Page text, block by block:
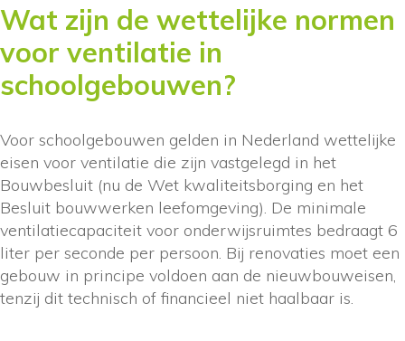
Wat zijn de wettelijke normen
voor ventilatie in
schoolgebouwen?
Voor schoolgebouwen gelden in Nederland wettelijke
eisen voor ventilatie die zijn vastgelegd in het
Bouwbesluit (nu de Wet kwaliteitsborging en het
Besluit bouwwerken leefomgeving). De minimale
ventilatiecapaciteit voor onderwijsruimtes bedraagt 6
liter per seconde per persoon. Bij renovaties moet een
gebouw in principe voldoen aan de nieuwbouweisen,
tenzij dit technisch of financieel niet haalbaar is.